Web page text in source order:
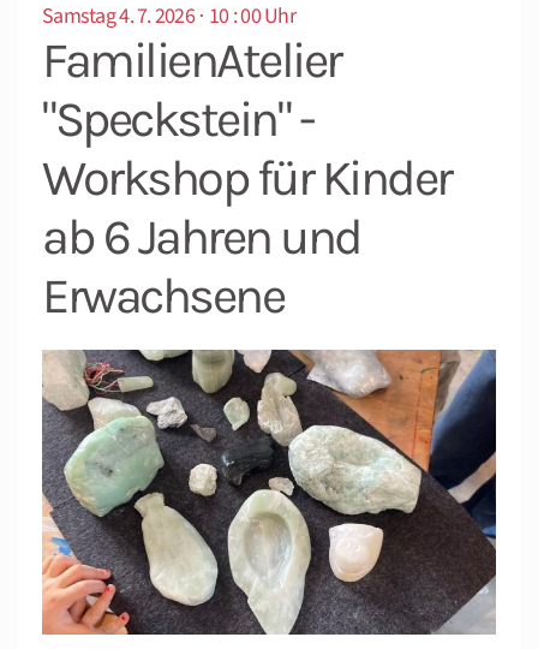
Samstag 4. 7. 2026 ⋅ 10 : 00 Uhr
FamilienAtelier
"Speckstein" -
Workshop für Kinder
ab 6 Jahren und
Erwachsene